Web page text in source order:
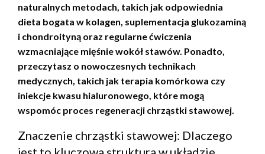
naturalnych metodach, takich jak odpowiednia
dieta bogata w kolagen, suplementacja glukozaminą
i chondroityną oraz regularne ćwiczenia
wzmacniające mięśnie wokół stawów. Ponadto,
przeczytasz o nowoczesnych technikach
medycznych, takich jak terapia komórkowa czy
iniekcje kwasu hialuronowego, które mogą
wspomóc proces regeneracji chrząstki stawowej.
Znaczenie chrząstki stawowej: Dlaczego